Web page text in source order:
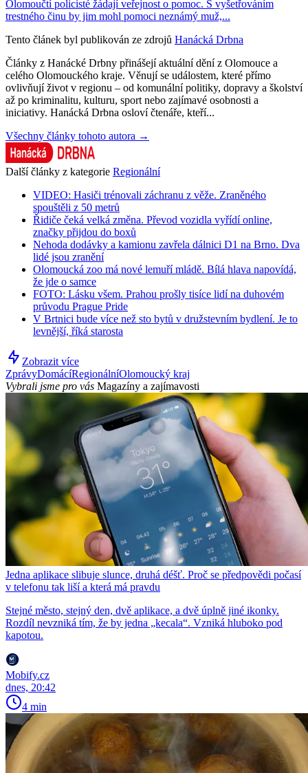
Olomoučtí policisté žádají veřejnost o pomoc. S vyšetřováním
trestného činu by jim mohl pomoci neznámý muž,...
Tento článek byl publikován ze zdrojů Hanácká Drbna
Články z Hanácké Drbny přinášejí aktuální dění z Olomouce a
celého Olomouckého kraje. Věnují se událostem, které přímo
ovlivňují život v regionu – od komunální politiky, dopravy a školství
až po kriminalitu, kulturu, sport nebo zajímavé osobnosti a
iniciativy. Hanácká Drbna osloví čtenáře, kteří...
Všechny články tohoto autora →
Další články z kategorie Regionální
VIDEO: Hasiči trénovali záchranu z věže. Zraněného
spouštěli z 50 metrů
Řidiče čeká velká změna. Převod vozidla vyřídí online,
značky přijdou do boxů
Nehoda dodávky a kamionu zavřela dálnici D1 na Brno. Dva
lidé jsou zranění
Olomoucká zoo má nové lemuří mládě. Bílá hlava napovídá,
že jde o samce
FOTO: Lásku všem. Prahou prošly tisíce lidí na duhovém
průvodu Prague Pride
V Brtnici bude více než sto bytů v družstevním bydlení. Je to
levnější, říká starosta
Zobrazit více
ZprávyDomácíRegionálníOlomoucký kraj
Vybrali jsme pro vás Magazíny a zajímavosti
Jedna aplikace slibuje slunce, druhá déšť. Proč se předpovědi počasí
v telefonu tak liší a která má pravdu
Stejné město, stejný den, dvě aplikace, a dvě úplně jiné ikonky.
Rozdíl nevzniká tím, že by jedna „kecala“. Vzniká hluboko pod
kapotou.
Mobify.cz
dnes, 20:42
4 min